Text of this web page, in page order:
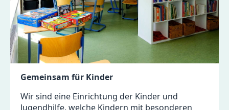
Gemeinsam für Kinder
Wir sind eine Einrichtung der Kinder und
Jugendhilfe, welche Kindern mit besonderen